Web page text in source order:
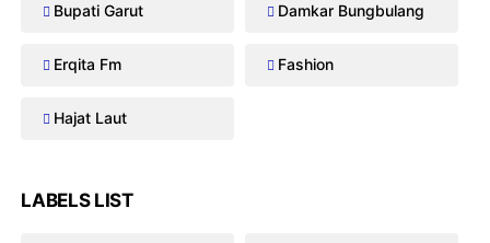
Bupati Garut Damkar Bungbulang
Erqita Fm Fashion
Hajat Laut
LABELS LIST